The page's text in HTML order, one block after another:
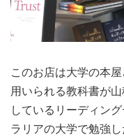
このお店は大学の本
用いられる教科書が
しているリーディン
ラリアの大学で勉強